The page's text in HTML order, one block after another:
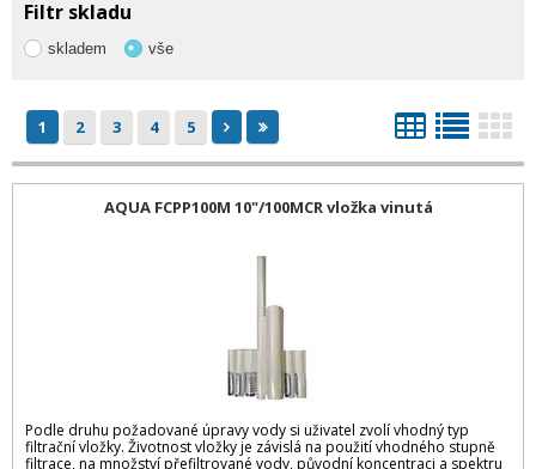
Filtr skladu
skladem vše
1 2 3 4 5
AQUA FCPP100M 10"/100MCR vložka vinutá
Podle druhu požadované úpravy vody si uživatel zvolí vhodný typ
filtrační vložky. Životnost vložky je závislá na použití vhodného stupně
filtrace, na množství přefiltrované vody, původní koncentraci a spektru